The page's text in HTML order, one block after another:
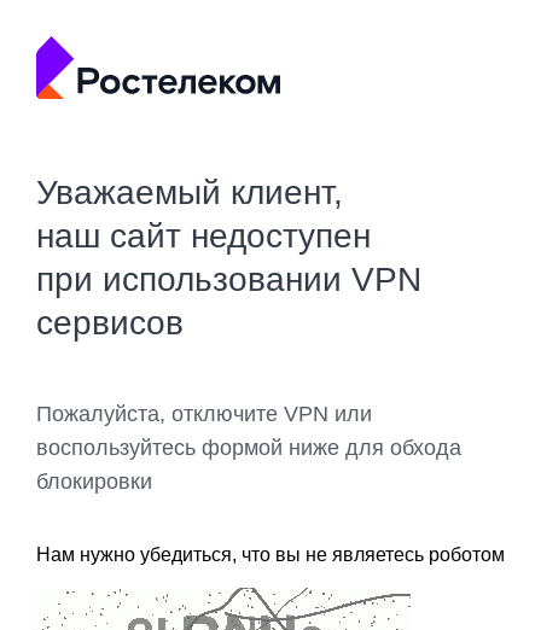
Уважаемый клиент,
наш сайт недоступен
при использовании VPN
сервисов
Пожалуйста, отключите VPN или
воспользуйтесь формой ниже для обхода
блокировки
Нам нужно убедиться, что вы не являетесь роботом